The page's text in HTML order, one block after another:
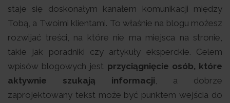
staje się doskonałym kanałem komunikacji między
Tobą, a Twoimi klientami. To właśnie na blogu możesz
rozwijać treści, na które nie ma miejsca na stronie,
takie jak poradniki czy artykuły eksperckie. Celem
wpisów blogowych jest przyciągnięcie osób, które
aktywnie szukają informacji , a dobrze
zaprojektowany tekst może być punktem wejścia do